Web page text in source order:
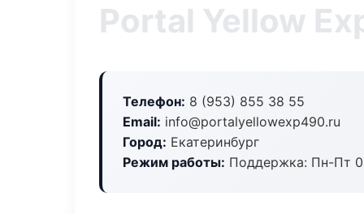
Portal Yellow
Телефон: 8 (953) 855 38 55
Email: info@portalyellowexp490.ru
Город: Екатеринбург
Режим работы: Поддержка: Пн-Пт